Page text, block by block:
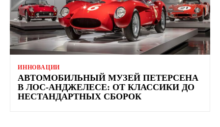
ИННОВАЦИИ
АВТОМОБИЛЬНЫЙ МУЗЕЙ ПЕТЕРСЕНА
В ЛОС-АНДЖЕЛЕСЕ: ОТ КЛАССИКИ ДО
НЕСТАНДАРТНЫХ СБОРОК